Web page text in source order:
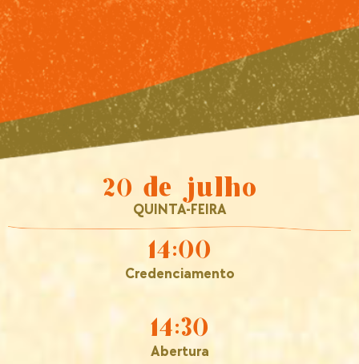
20 de julho
QUINTA-FEIRA
14:00
Credenciamento
14:30
Abertura